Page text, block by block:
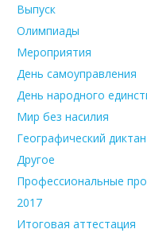
Выпуск
Олимпиады
Мероприятия
День самоуправления
День народного
Мир без насилия
Географический
Другое
Профессиональные
2017
Итоговая аттестация